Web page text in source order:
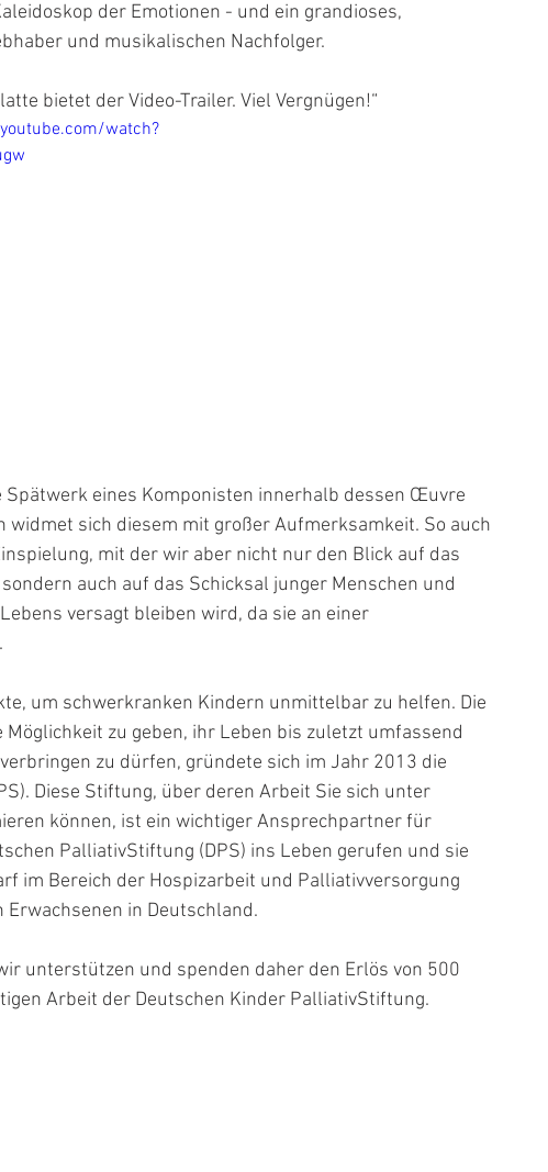
der Emotionen - und ein grandioses,
und musikalischen Nachfolger.
bietet der Video-Trailer. Viel Vergnügen!“
watch?
eines Komponisten innerhalb dessen Œuvre
widmet sich diesem mit großer Aufmerksamkeit. So auch
mit der wir aber nicht nur den Blick auf das
auch auf das Schicksal junger Menschen und
versagt bleiben wird, da sie an einer
um schwerkranken Kindern unmittelbar zu helfen. Die
zu geben, ihr Leben bis zuletzt umfassend
zu dürfen, gründete sich im Jahr 2013 die
Diese Stiftung, über deren Arbeit Sie sich unter
können, ist ein wichtiger Ansprechpartner für
PalliativStiftung (DPS) ins Leben gerufen und sie
im Bereich der Hospizarbeit und Palliativversorgung
in Deutschland.
unterstützen und spenden daher den Erlös von 500
Arbeit der Deutschen Kinder PalliativStiftung.